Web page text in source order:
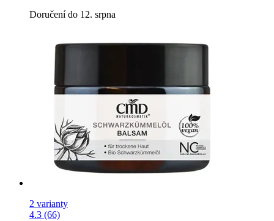
Doručení do 12. srpna
2 varianty
4.3 (66)